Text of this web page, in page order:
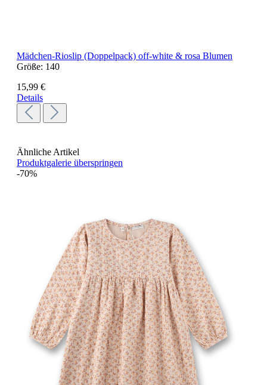
Mädchen-Rioslip (Doppelpack) off-white & rosa Blumen
Größe: 140
15,99 €
Details
Ähnliche Artikel
Produktgalerie überspringen
-70%